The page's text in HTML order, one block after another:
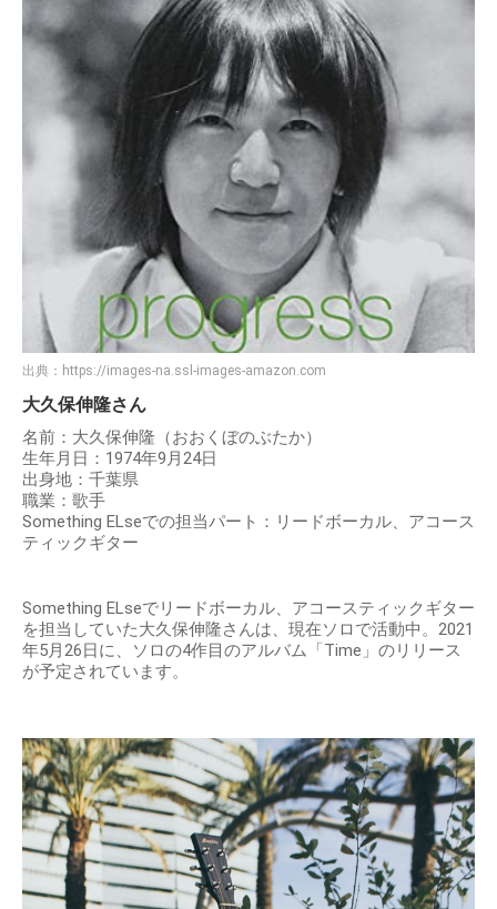
出典： https://images-na.ssl-images-amazon.com
大久保伸隆さん
名前：大久保伸隆（おおくぼのぶたか）
生年月日：1974年9月24日
出身地：千葉県
職業：歌手
Something ELseでの担当パート：リードボーカル、アコース
ティックギター
Something ELseでリードボーカル、アコースティックギター
を担当していた大久保伸隆さんは、現在ソロで活動中。2021
年5月26日に、ソロの4作目のアルバム「Time」のリリース
が予定されています。